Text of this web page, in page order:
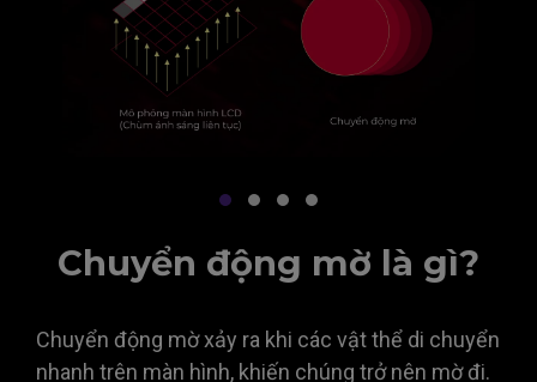
Chuyển động mờ là gì?
Chuyển động mờ xảy ra khi các vật thể di chuyển
nhanh trên màn hình, khiến chúng trở nên mờ đi.